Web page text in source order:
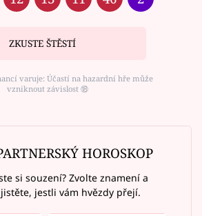
ZKUSTE ŠTĚSTÍ
varuje: Účastí na hazardní hře může
vzniknout závislost ⑱
HOROSKOP
si souzení? Zvolte znamení a
jestli vám hvězdy přejí.